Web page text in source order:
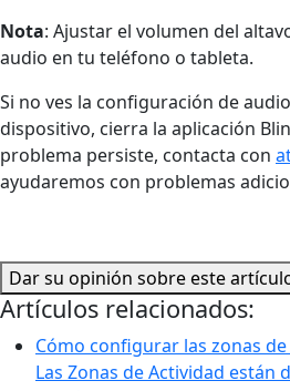
Nota: Ajustar el volumen del
audio en tu teléfono o tableta.
Si no ves la configuración de
dispositivo, cierra la aplicación
problema persiste, contacta con
ayudaremos con problemas
Dar su opinión sobre este
Artículos relacionados:
Cómo configurar las zonas
Las Zonas de Actividad están